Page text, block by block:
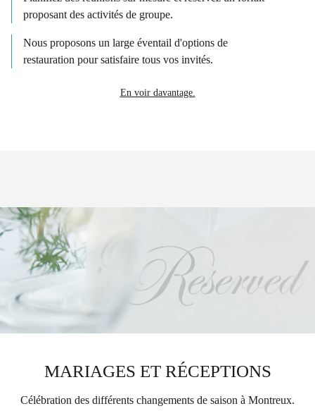
proposant des activités de groupe.
Nous proposons un large éventail d'options de
restauration pour satisfaire tous vos invités.
En voir davantage.
MARIAGES ET RÉCEPTIONS
Célébration des différents changements de saison à Montreux.